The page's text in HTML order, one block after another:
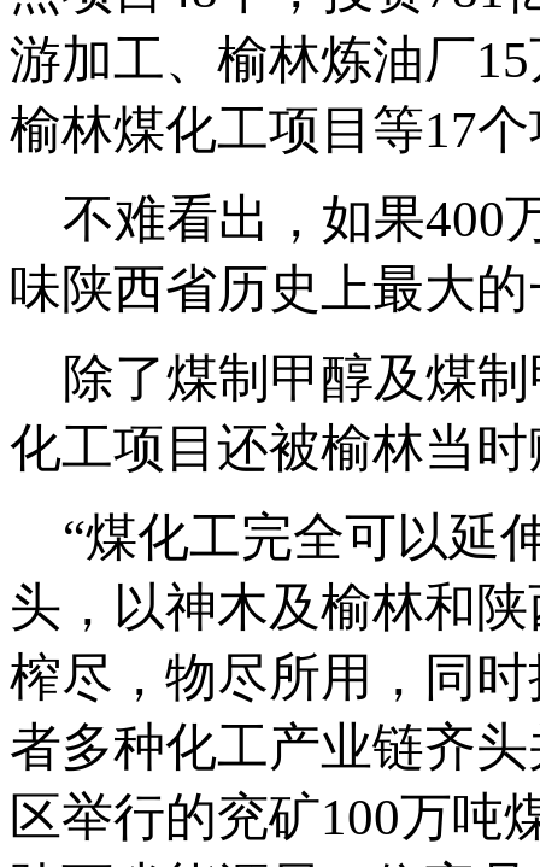
游加工、榆林炼油厂
榆林煤化工项目等17
不难看出，如果400
味陕西省历史上最大
除了煤制甲醇及煤制
化工项目还被榆林当
“煤化工完全可以延
头，以神木及榆林和
榨尽，物尽所用，同
者多种化工产业链齐
区举行的兖矿100万吨